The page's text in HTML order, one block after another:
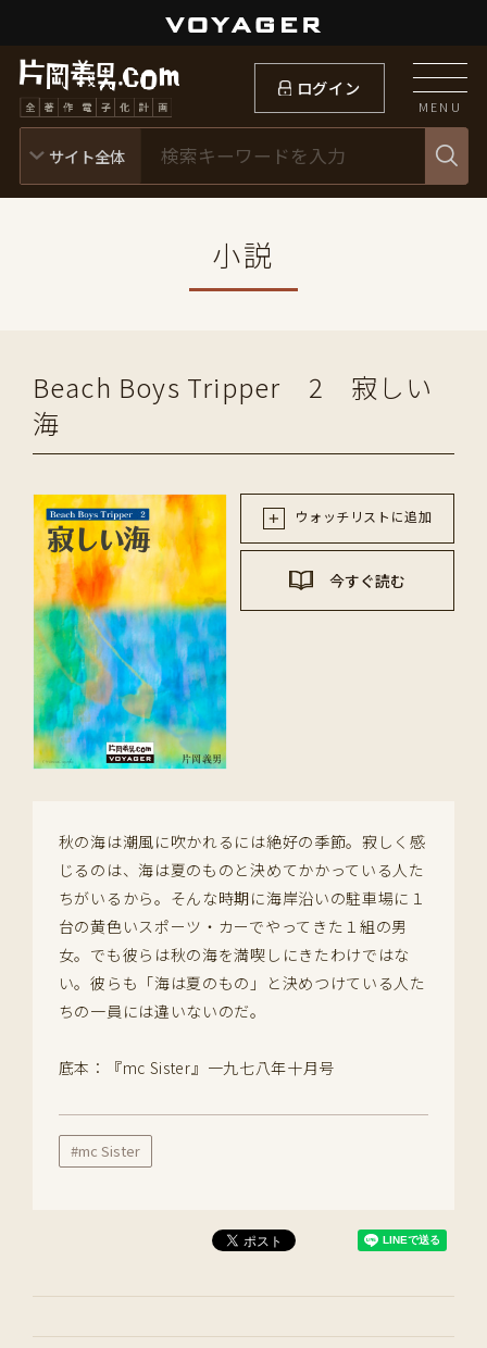
ログイン
MENU
小説
Beach Boys Tripper 2 寂しい
海
ウォッチリストに追加
今すぐ読む
秋の海は潮風に吹かれるには絶好の季節。寂しく感
じるのは、海は夏のものと決めてかかっている人た
ちがいるから。そんな時期に海岸沿いの駐車場に１
台の黄色いスポーツ・カーでやってきた１組の男
女。でも彼らは秋の海を満喫しにきたわけではな
い。彼らも「海は夏のもの」と決めつけている人た
ちの一員には違いないのだ。
底本：『mc Sister』一九七八年十月号
#mc Sister